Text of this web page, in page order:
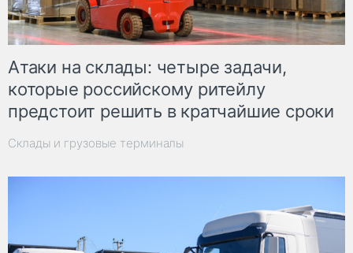
Атаки на склады: четыре задачи,
которые российскому ритейлу
предстоит решить в кратчайшие сроки
Склады и грузовые терминалы